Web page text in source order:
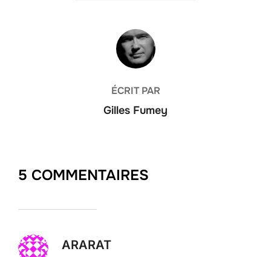
AUTEUR DE LA PUBLICATION
ÉCRIT PAR
Gilles Fumey
5 COMMENTAIRES
ARARAT